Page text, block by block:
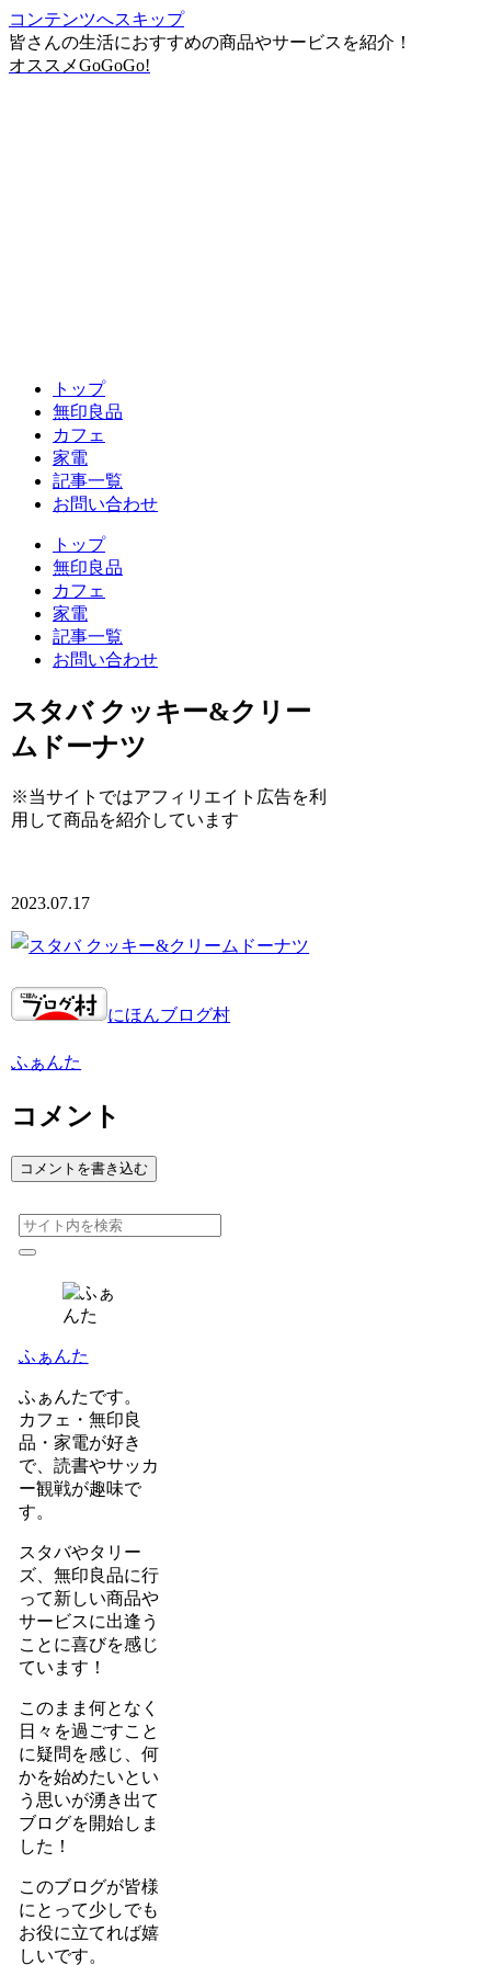
コンテンツへスキップ
皆さんの生活におすすめの商品やサービスを紹介！
オススメGoGoGo!
トップ
無印良品
カフェ
家電
記事一覧
お問い合わせ
トップ
無印良品
カフェ
家電
記事一覧
お問い合わせ
スタバ クッキー&クリー
ムドーナツ
※当サイトではアフィリエイト広告を利
用して商品を紹介しています
2023.07.17
にほんブログ村
ふぁんた
コメント
コメントを書き込む
ふぁんた
ふぁんたです。
カフェ・無印良
品・家電が好き
で、読書やサッカ
ー観戦が趣味で
す。
スタバやタリー
ズ、無印良品に行
って新しい商品や
サービスに出逢う
ことに喜びを感じ
ています！
このまま何となく
日々を過ごすこと
に疑問を感じ、何
かを始めたいとい
う思いが湧き出て
ブログを開始しま
した！
このブログが皆様
にとって少しでも
お役に立てれば嬉
しいです。